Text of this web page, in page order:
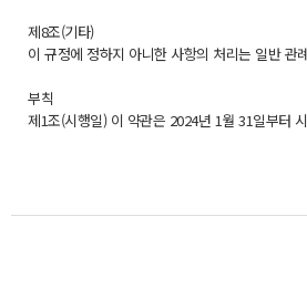
제8조(기타)
이 규정에 정하지 아니한 사항의 처리는 일반 관
부칙
제1조(시행일) 이 약관은 2024년 1월 31일부터